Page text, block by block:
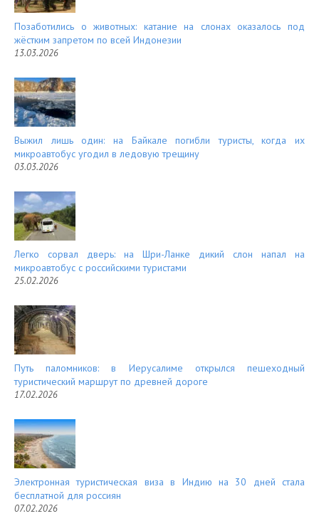
Позаботились о животных: катание на слонах оказалось под
жёстким запретом по всей Индонезии
13.03.2026
Выжил лишь один: на Байкале погибли туристы, когда их
микроавтобус угодил в ледовую трещину
03.03.2026
Легко сорвал дверь: на Шри-Ланке дикий слон напал на
микроавтобус с российскими туристами
25.02.2026
Путь паломников: в Иерусалиме открылся пешеходный
туристический маршрут по древней дороге
17.02.2026
Электронная туристическая виза в Индию на 30 дней стала
бесплатной для россиян
07.02.2026